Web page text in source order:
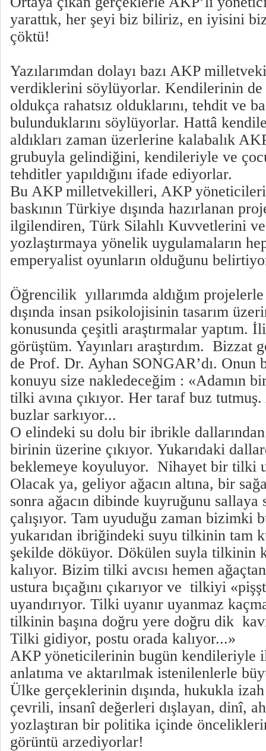
yarattık, her şeyi biz biliriz, en iyisini biz
çöktü!
Yazılarımdan dolayı bazı AKP
verdiklerini söylüyorlar. Kendilerinin de
oldukça rahatsız olduklarını, tehdit ve
bulunduklarını söylüyorlar. Hattâ
aldıkları zaman üzerlerine kalabalık
grubuyla gelindiğini, kendileriyle ve
tehditler yapıldığını ifade ediyorlar.
Bu AKP milletvekilleri, AKP
baskının Türkiye dışında hazırlanan
ilgilendiren, Türk Silahlı Kuvvetlerini
yozlaştırmaya yönelik uygulamaların
emperyalist oyunların olduğunu
Öğrencilik yıllarımda aldığım
dışında insan psikolojisinin tasarım
konusunda çeşitli araştırmalar yaptım.
görüştüm. Yayınları araştırdım. Bizzat
de Prof. Dr. Ayhan SONGAR’dı. Onun
konuyu size nakledeceğim : «Adamın
tilki avına çıkıyor. Her taraf buz
buzlar sarkıyor...
O elindeki su dolu bir ibrikle
birinin üzerine çıkıyor. Yukarıdaki
beklemeye koyuluyor. Nihayet bir tilki
Olacak ya, geliyor ağacın altına, bir
sonra ağacın dibinde kuyruğunu
çalışıyor. Tam uyuduğu zaman bizimki
yukarıdan ibriğindeki suyu tilkinin tam
şekilde döküyor. Dökülen suyla tilkinin
kalıyor. Bizim tilki avcısı hemen
ustura bıçağını çıkarıyor ve tilkiyi
uyandırıyor. Tilki uyanır uyanmaz
tilkinin başına doğru yere doğru dik
Tilki gidiyor, postu orada kalıyor...»
AKP yöneticilerinin bugün kendileriyle
anlatıma ve aktarılmak istenilenlerle
Ülke gerçeklerinin dışında, hukukla
çevrili, insanî değerleri dışlayan, dinî,
yozlaştıran bir politika içinde
görüntü arzediyorlar!